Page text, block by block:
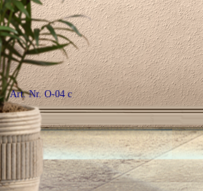
Art. Nr. O-04 c